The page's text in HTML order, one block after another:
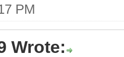
PM
Wrote: